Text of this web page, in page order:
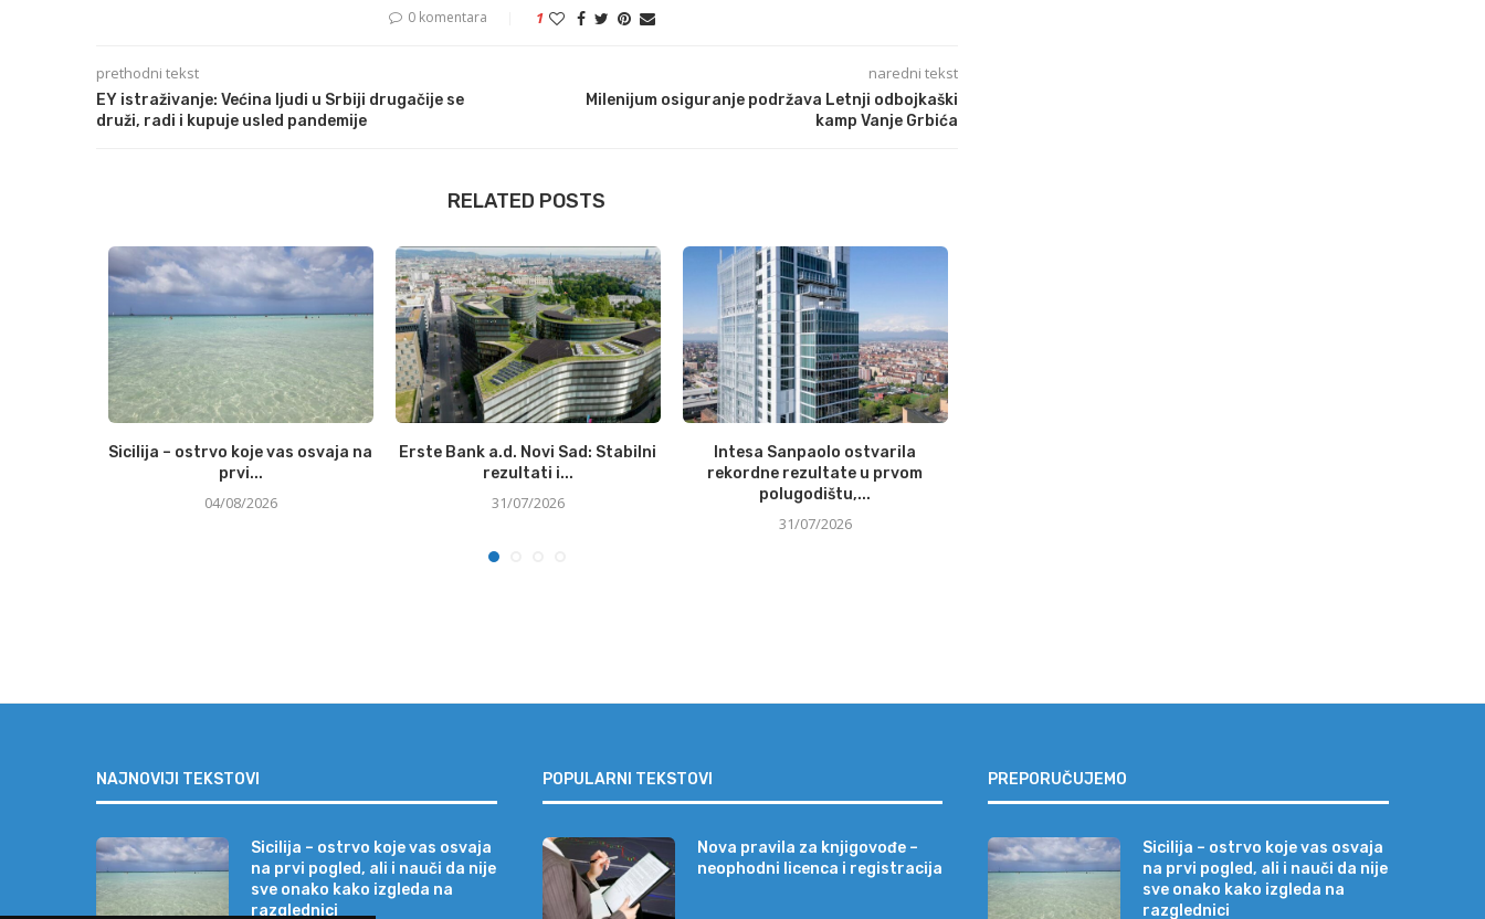
0 komentara 1
prethodni tekst
EY istraživanje: Većina ljudi u Srbiji drugačije se
druži, radi i kupuje usled pandemije
naredni tekst
Milenijum osiguranje podržava Letnji odbojkaški
kamp Vanje Grbića
RELATED POSTS
Sicilija – ostrvo koje vas osvaja na
prvi...
04/08/2026
Erste Bank a.d. Novi Sad: Stabilni
rezultati i...
31/07/2026
Intesa Sanpaolo ostvarila
rekordne rezultate u prvom
polugodištu,...
31/07/2026
NAJNOVIJI TEKSTOVI
Sicilija – ostrvo koje vas osvaja
na prvi pogled, ali i nauči da nije
sve onako kako izgleda na
razglednici
POPULARNI TEKSTOVI
Nova pravila za knjigovođe –
neophodni licenca i registracija
PREPORUČUJEMO
Sicilija – ostrvo koje vas osvaja
na prvi pogled, ali i nauči da nije
sve onako kako izgleda na
razglednici